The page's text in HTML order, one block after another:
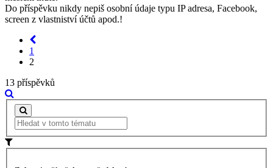
Do příspěvku nikdy nepiš osobní údaje typu IP adresa, Facebook,
screen z vlastniství účtů apod.!
1
2
13 příspěvků